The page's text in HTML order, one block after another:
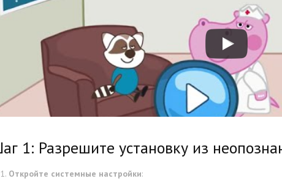
1: Разрешите установку из
Откройте системные настройки: